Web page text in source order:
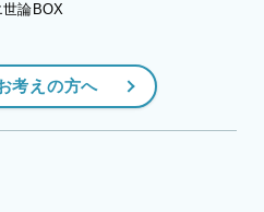
世論BOX
考えの方へ